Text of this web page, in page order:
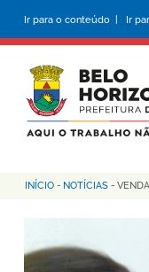
conteúdo
principal
Ir para o conteúdo | Ir
Trilha
navegação
INÍCIO - NOTÍCIAS -